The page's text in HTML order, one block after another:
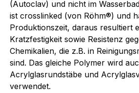
(Autoclav) und nicht im
ist crosslinked (von Röhm®) und
Produktionszeit, daraus resultiert
Kratzfestigkeit sowie Resistenz
Chemikalien, die z.B. in
sind. Das gleiche Polymer wird
Acrylglasrundstäbe und
verwendet.